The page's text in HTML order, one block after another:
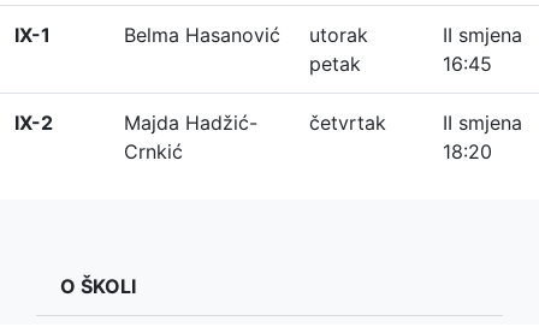
IX-1 Belma Hasanović
utorak
petak
II smjena
16:45
IX-2
Majda Hadžić-
Crnkić
četvrtak
II smjena
18:20
O ŠKOLI